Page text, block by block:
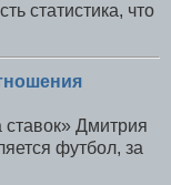
статистика, что
Дмитрия
футбол, за